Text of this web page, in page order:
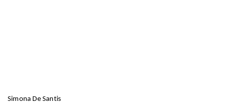
Simona De Santis